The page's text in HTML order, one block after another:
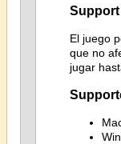
Support
El juego
que no
jugar